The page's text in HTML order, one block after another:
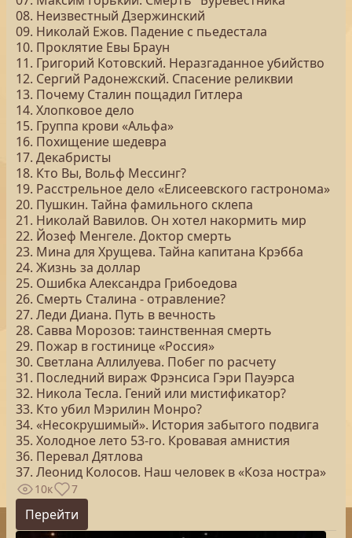
08. Неизвестный Дзержинский
09. Николай Ежов. Падение с пьедестала
10. Проклятие Евы Браун
11. Григорий Котовский. Неразгаданное убийство
12. Сергий Радонежский. Спасение реликвии
13. Почему Сталин пощадил Гитлера
14. Хлопковое дело
15. Группа крови «Альфа»
16. Похищение шедевра
17. Декабристы
18. Кто Вы, Вольф Мессинг?
19. Расстрельное дело «Елисеевского гастронома»
20. Пушкин. Тайна фамильного склепа
21. Николай Вавилов. Он хотел накормить мир
22. Йозеф Менгеле. Доктор смерть
23. Мина для Хрущева. Тайна капитана Крэбба
24. Жизнь за доллар
25. Ошибка Александра Грибоедова
26. Смерть Сталина - отравление?
27. Леди Диана. Путь в вечность
28. Савва Морозов: таинственная смерть
29. Пожар в гостинице «Россия»
30. Светлана Аллилуева. Побег по расчету
31. Последний вираж Фрэнсиса Гэри Пауэрса
32. Никола Тесла. Гений или мистификатор?
33. Кто убил Мэрилин Монро?
34. «Несокрушимый». История забытого подвига
35. Холодное лето 53-го. Кровавая амнистия
36. Перевал Дятлова
37. Леонид Колосов. Наш человек в «Коза ностра»
10к 7
Перейти